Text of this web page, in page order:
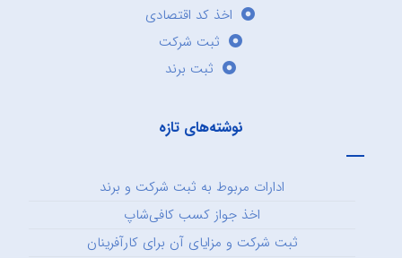
اخذ کد اقتصادی
ثبت شرکت
ثبت برند
نوشته‌های تازه
ادارات مربوط به ثبت شرکت و برند
اخذ جواز کسب کافی‌شاپ
ثبت شرکت و مزایای آن برای کارآفرینان